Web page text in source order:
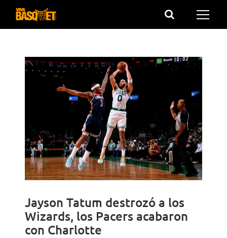
Saltar
Jayson Tatum destrozó a los
Wizards, los Pacers acabaron
con Charlotte